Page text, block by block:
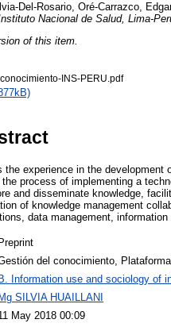
Del-Rosario Oré-Carrazco,
Nacional de Salud, Lima-
of this item.
INS-PERU.pdf
the experience in the
process of implementing a
and disseminate knowledge,
of knowledge management
data management,
Preprint
del conocimiento,
B. Information use and sociology of
Mg SILVIA HUAILLANI
May 2018 00:09